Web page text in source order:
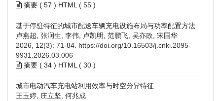
摘要 ( 57 ) HTML ( 55 )
基于停驻特征的城市配送车辆充电设施布局与功率配置方法
卢燕超, 张润生, 李伟, 卢凯明, 范鹏飞, 吴亦政, 宋国华
2026, 12(3): 71-84. https://doi.org/10.16503/j.cnki.2095-
9931.2026.03.006
摘要 ( 34 ) HTML ( 30 )
城市电动汽车充电站利用效率与时空分异特征
王玉婷, 庄立坚, 何兆成